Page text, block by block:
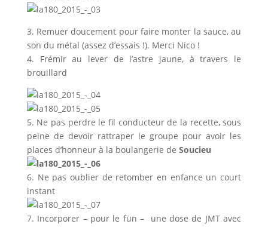
3. Remuer doucement pour faire monter la sauce, au
son du métal (assez d’essais !). Merci Nico !
4. Frémir au lever de l’astre jaune, à travers le
brouillard
5. Ne pas perdre le fil conducteur de la recette, sous
peine de devoir rattraper le groupe pour avoir les
places d’honneur à la boulangerie de Soucieu
6. Ne pas oublier de retomber en enfance un court
instant
7. Incorporer – pour le fun – une dose de JMT avec